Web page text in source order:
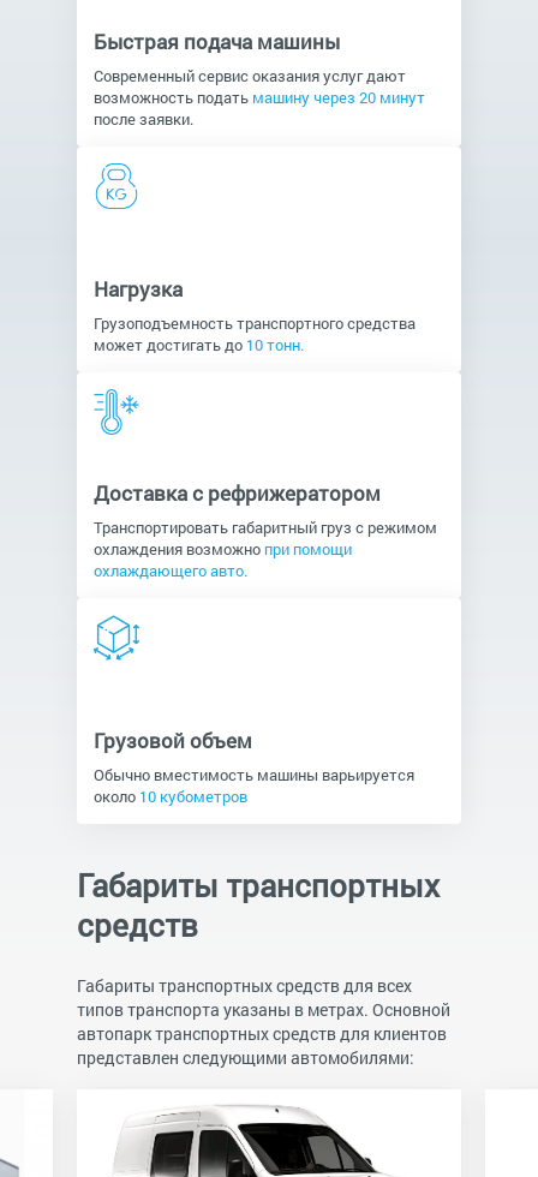
Быстрая подача машины
Современный сервис оказания услуг дают
возможность подать машину через 20 минут
после заявки.
Нагрузка
Грузоподъемность транспортного средства
может достигать до 10 тонн.
Доставка с рефрижератором
Транспортировать габаритный груз с режимом
охлаждения возможно при помощи
охлаждающего авто.
Грузовой объем
Обычно вместимость машины варьируется
около 10 кубометров
Габариты транспортных
средств
Габариты транспортных средств для всех
типов транспорта указаны в метрах. Основной
автопарк транспортных средств для клиентов
представлен следующими автомобилями: